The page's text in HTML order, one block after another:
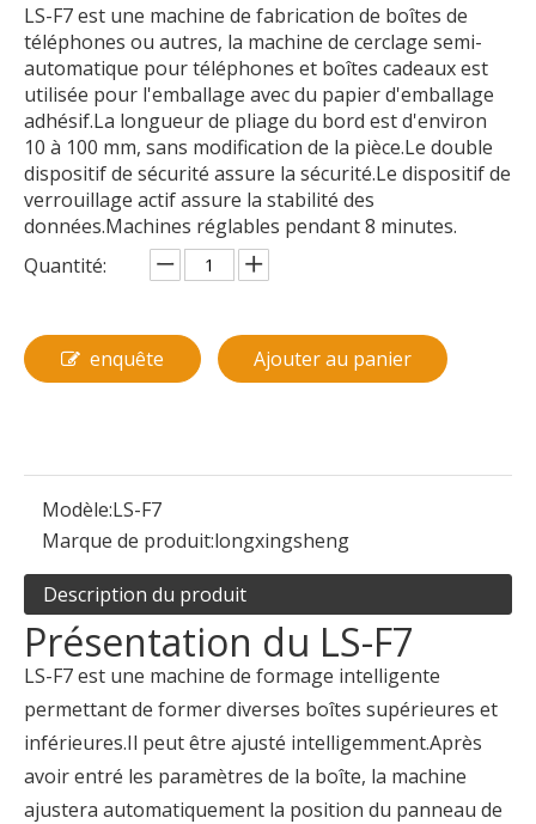
LS-F7 est une machine de fabrication de boîtes de
téléphones ou autres, la machine de cerclage semi-
automatique pour téléphones et boîtes cadeaux est
utilisée pour l'emballage avec du papier d'emballage
adhésif.La longueur de pliage du bord est d'environ
10 à 100 mm, sans modification de la pièce.Le double
dispositif de sécurité assure la sécurité.Le dispositif de
verrouillage actif assure la stabilité des
données.Machines réglables pendant 8 minutes.
Quantité:
enquête Ajouter au panier
Modèle:LS-F7
Marque de produit:longxingsheng
Description du produit
Présentation du LS-F7
LS-F7 est une machine de formage intelligente
permettant de former diverses boîtes supérieures et
inférieures.Il peut être ajusté intelligemment.Après
avoir entré les paramètres de la boîte, la machine
ajustera automatiquement la position du panneau de